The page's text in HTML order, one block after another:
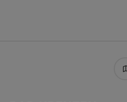
werden kann. Die
im Browser nicht erlaubt ist.